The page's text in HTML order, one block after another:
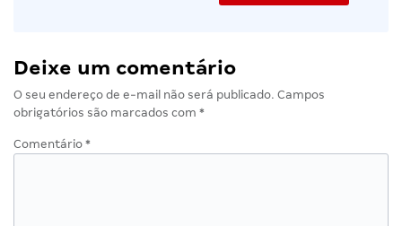
Deixe um comentário
O seu endereço de e-mail não será publicado. Campos
obrigatórios são marcados com *
Comentário *